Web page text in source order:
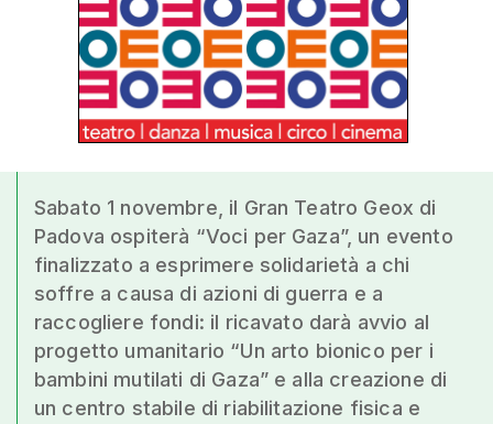
Sabato 1 novembre, il Gran Teatro Geox di
Padova ospiterà “Voci per Gaza”, un evento
finalizzato a esprimere solidarietà a chi
soffre a causa di azioni di guerra e a
raccogliere fondi: il ricavato darà avvio al
progetto umanitario “Un arto bionico per i
bambini mutilati di Gaza” e alla creazione di
un centro stabile di riabilitazione fisica e